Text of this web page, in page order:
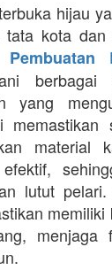
hijau
tata kota
yang
material
lutut
menjaga